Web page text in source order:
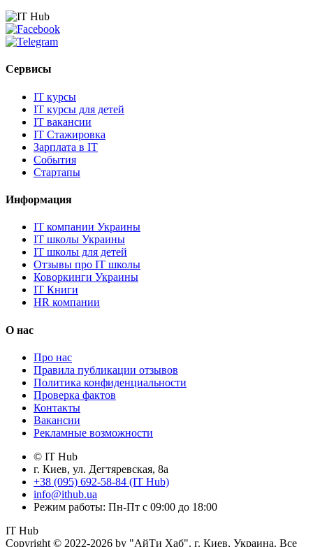
Сервисы
IT курсы
IT курсы для детей
IT вакансии
IT Стажировка
Зарплата в IT
События
Стартапы
Информация
IT компании Украины
IT школы Украины
IT школы для детей
Отзывы про IT школы
Коворкинги Украины
IT Книги
HR компании
О нас
Про нас
Правила публикации отзывов
Политика конфиденциальности
Проверка фактов
Контакты
Вакансии
Рекламные возможности
© IT Hub
г. Киев, ул. Дегтяревская, 8а
+38 (095) 692-58-84 (IT Hub)
info@ithub.ua
Режим работы: Пн-Пт с 09:00 до 18:00
IT Hub
Copyright © 2022-2026 by "АйТи Хаб". г. Киев, Украина. Все